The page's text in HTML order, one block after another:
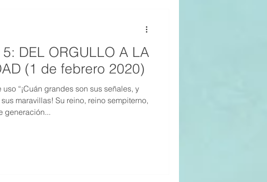
DEL ORGULLO A LA
(1 de febrero 2020)
“¡Cuán grandes son sus señales, y
maravillas! Su reino, reino sempiterno,
generación...